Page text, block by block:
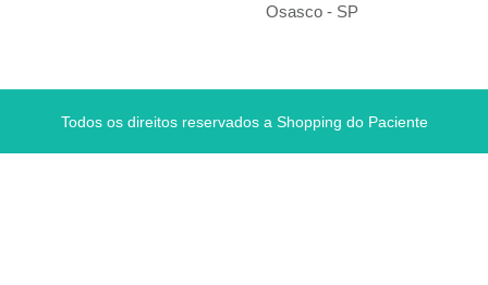
Osasco - SP
Todos os direitos reservados a Shopping do Paciente